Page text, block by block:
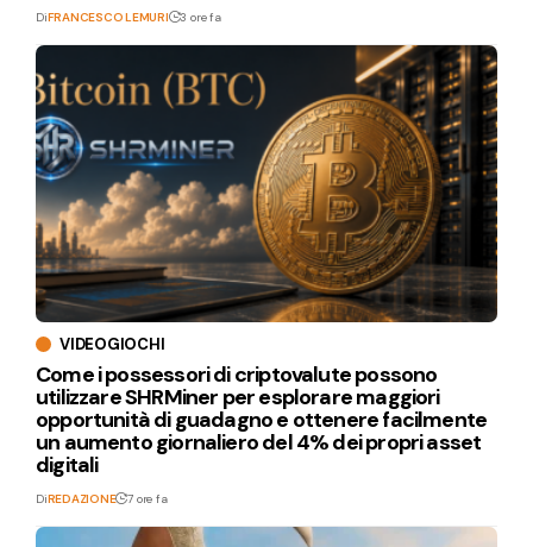
DiFRANCESCO LEMURI 3 ore fa
VIDEOGIOCHI
Come i possessori di criptovalute possono
utilizzare SHRMiner per esplorare maggiori
opportunità di guadagno e ottenere facilmente
un aumento giornaliero del 4% dei propri asset
digitali
DiREDAZIONE 7 ore fa